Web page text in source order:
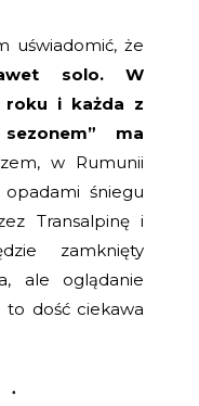
uświadomić, że
solo. W
i każda z
ma
w Rumunii
śniegu
Transalpinę i
zamknięty
ale oglądanie
dość ciekawa